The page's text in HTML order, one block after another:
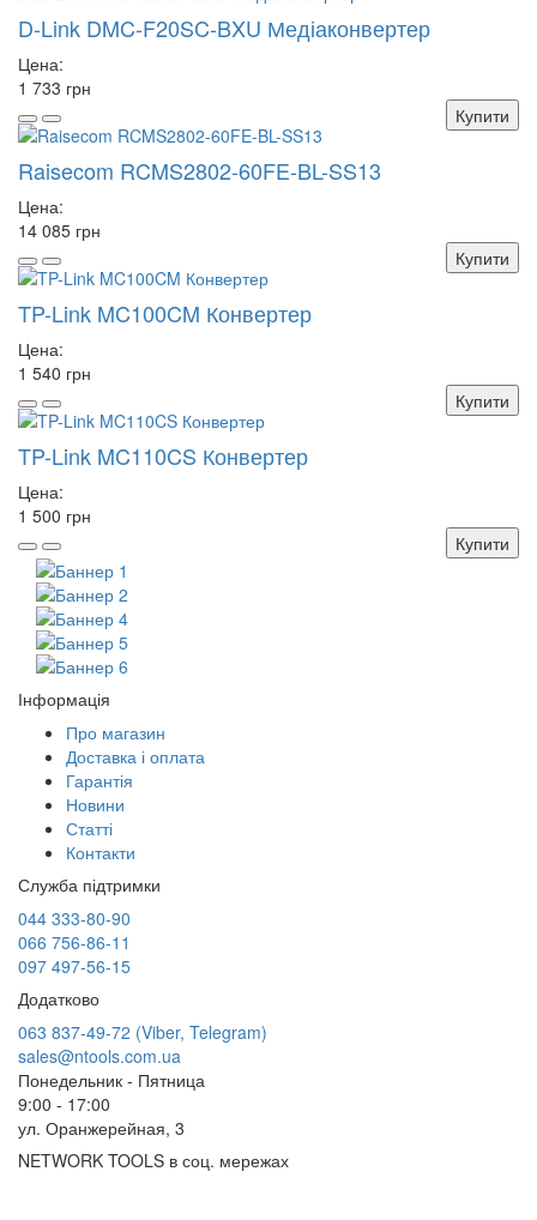
D-Link DMC-F20SC-BXU Медіаконвертер
Цена:
1 733 грн
Купити
Raisecom RCMS2802-60FE-BL-SS13
Цена:
14 085 грн
Купити
TP-Link MC100CM Конвертер
Цена:
1 540 грн
Купити
TP-Link MC110CS Конвертер
Цена:
1 500 грн
Купити
Інформація
Про магазин
Доставка і оплата
Гарантія
Новини
Статті
Контакти
Служба підтримки
044 333-80-90
066 756-86-11
097 497-56-15
Додатково
063 837-49-72 (Viber, Telegram)
sales@ntools.com.ua
Понедельник - Пятница
9:00 - 17:00
ул. Оранжерейная, 3
NETWORK TOOLS в соц. мережах